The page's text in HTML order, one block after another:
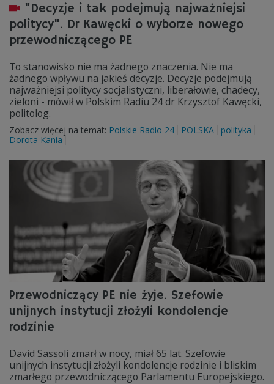
"Decyzje i tak podejmują najważniejsi
politycy". Dr Kawęcki o wyborze nowego
przewodniczącego PE
To stanowisko nie ma żadnego znaczenia. Nie ma
żadnego wpływu na jakieś decyzje. Decyzje podejmują
najważniejsi politycy socjalistyczni, liberałowie, chadecy,
zieloni - mówił w Polskim Radiu 24 dr Krzysztof Kawęcki,
politolog.
Zobacz więcej na temat: Polskie Radio 24 POLSKA
polityka
Dorota Kania
Przewodniczący PE nie żyje. Szefowie
unijnych instytucji złożyli kondolencje
rodzinie
David Sassoli zmarł w nocy, miał 65 lat. Szefowie
unijnych instytucji złożyli kondolencje rodzinie i bliskim
zmarłego przewodniczącego Parlamentu Europejskiego.